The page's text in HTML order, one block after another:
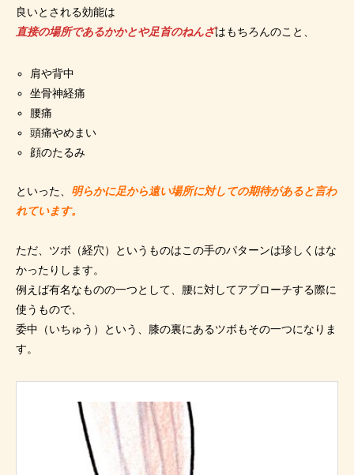
良いとされる効能は
直接の場所であるかかとや足首のねんざはもちろんのこと、
肩や背中
坐骨神経痛
腰痛
頭痛やめまい
顔のたるみ
といった、 明らかに足から遠い場所に対しての期待があると言わ
れています。
ただ、ツボ（経穴）というものはこの手のパターンは珍しくはな
かったりします。
例えば有名なものの一つとして、腰に対してアプローチする際に
使うもので、
委中（いちゅう）という、膝の裏にあるツボもその一つになりま
す。